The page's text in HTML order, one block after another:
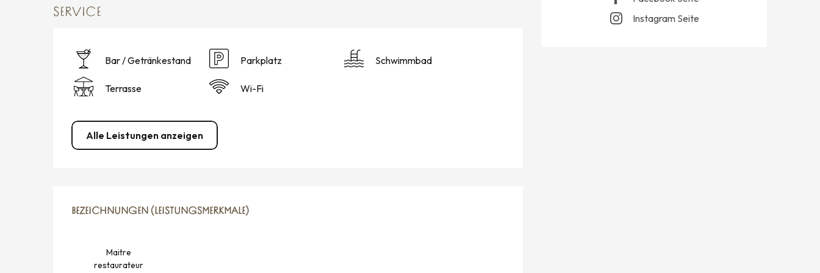
Instagram Seite
SERVICE
Bar / Getränkestand Parkplatz Schwimmbad
Terrasse Wi-Fi
Alle Leistungen anzeigen
LEISTUNGENSMÖGLICHKEITEN
BEZEICHNUNGEN (LEISTUNGSMERKMALE)
BEZEICHNUNGEN (LEISTUNGSMERKMALE)
Maitre
restaurateur